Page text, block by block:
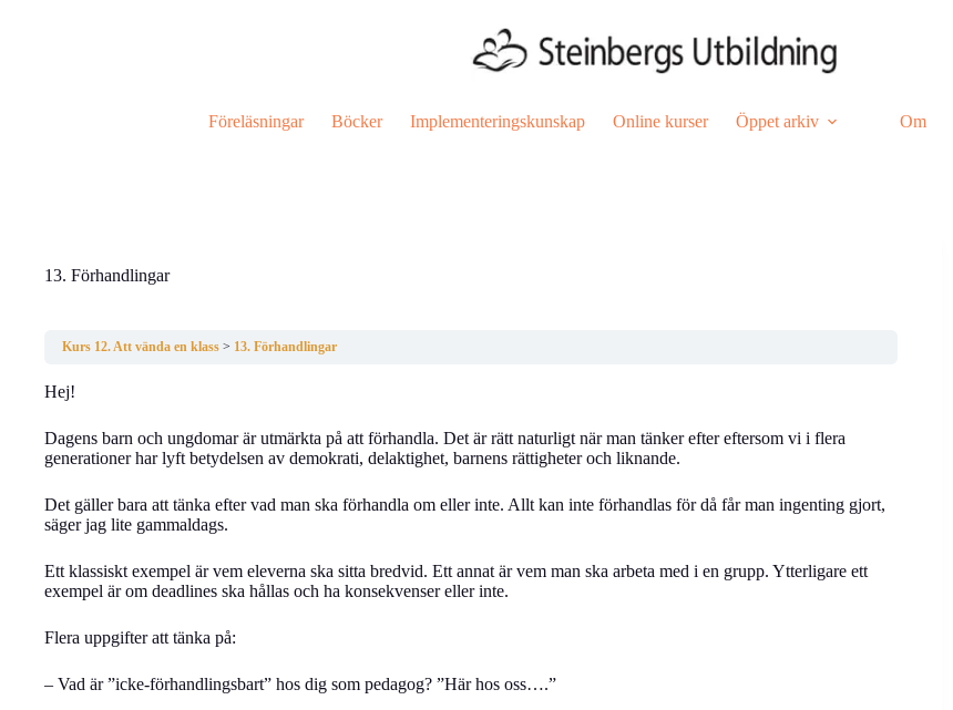
Föreläsningar Böcker Implementeringskunskap Online kurser Öppet arkiv Om
13. Förhandlingar
Kurs 12. Att vända en klass 13. Förhandlingar
Hej!
Dagens barn och ungdomar är utmärkta på att förhandla. Det är rätt naturligt när man tänker efter eftersom vi i flera
generationer har lyft betydelsen av demokrati, delaktighet, barnens rättigheter och liknande.
Det gäller bara att tänka efter vad man ska förhandla om eller inte. Allt kan inte förhandlas för då får man ingenting gjort,
säger jag lite gammaldags.
Ett klassiskt exempel är vem eleverna ska sitta bredvid. Ett annat är vem man ska arbeta med i en grupp. Ytterligare ett
exempel är om deadlines ska hållas och ha konsekvenser eller inte.
Flera uppgifter att tänka på:
– Vad är ”icke-förhandlingsbart” hos dig som pedagog? ”Här hos oss….”